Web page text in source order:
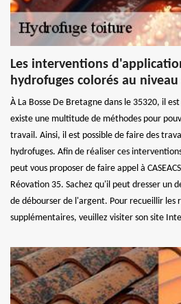
Les interventions
hydrofuges colorés au
À La Bosse De Bretagne dans le 35320, il
existe une multitude de méthodes pour
travail. Ainsi, il est possible de faire des
hydrofuges. Afin de réaliser ces
peut vous proposer de faire appel à
Réovation 35. Sachez qu'il peut dresser un
de débourser de l'argent. Pour recueillir les
supplémentaires, veuillez visiter son site